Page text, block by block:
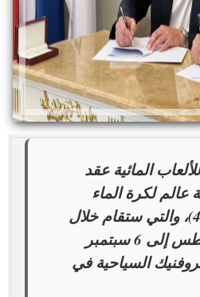
المائية عقد
لكرة الماء
بنظامها الجديد (4×4)، والتي ستقام خلال
الفترة من 31 أغسطس إلى 6 سبتمبر
السياحية في